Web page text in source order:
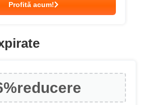
Profită acum!
reducere